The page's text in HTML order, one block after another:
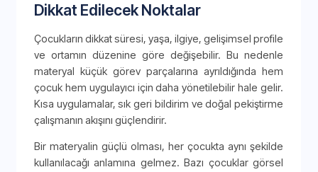
Dikkat Edilecek Noktalar
Çocukların dikkat süresi, yaşa, ilgiye, gelişimsel profile
ve ortamın düzenine göre değişebilir. Bu nedenle
materyal küçük görev parçalarına ayrıldığında hem
çocuk hem uygulayıcı için daha yönetilebilir hale gelir.
Kısa uygulamalar, sık geri bildirim ve doğal pekiştirme
çalışmanın akışını güçlendirir.
Bir materyalin güçlü olması, her çocukta aynı şekilde
kullanılacağı anlamına gelmez. Bazı çocuklar görsel